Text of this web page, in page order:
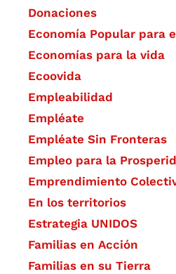
Donaciones
Economía Popular para
Economías para la vida
Ecoovida
Empleabilidad
Empléate
Empléate Sin Fronteras
Empleo para la
Emprendimiento
En los territorios
Estrategia UNIDOS
Familias en Acción
Familias en su Tierra